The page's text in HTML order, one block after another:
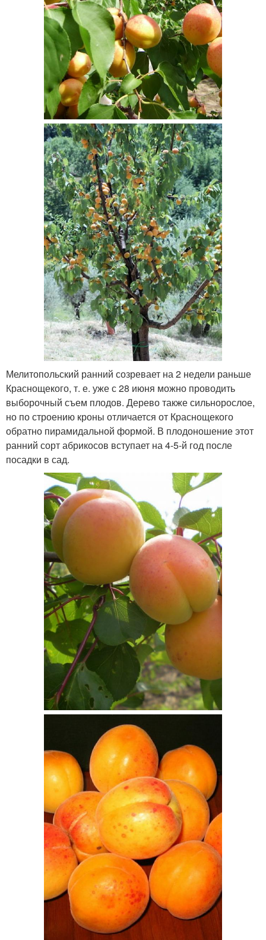
Мелитопольский ранний созревает на 2 недели раньше
Краснощекого, т. е. уже с 28 июня можно проводить
выборочный съем плодов. Дерево также сильнорослое,
но по строению кроны отличается от Краснощекого
обратно пирамидальной формой. В плодоношение этот
ранний сорт абрикосов вступает на 4-5-й год после
посадки в сад.